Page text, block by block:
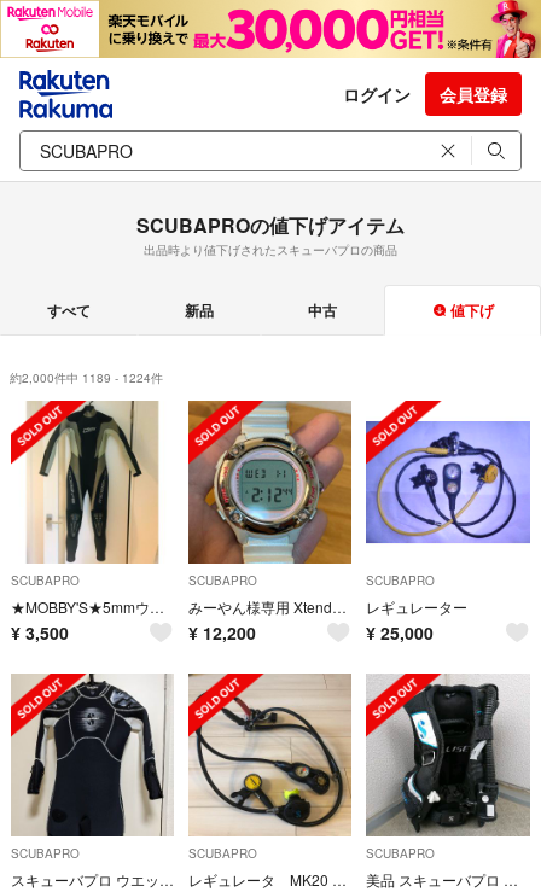
ログイン 会員登録
SCUBAPROの値下げアイテム
出品時より値下げされたスキューバプロの商品
すべて 新品 中古 値下げ
約2,000件中 1189 - 1224件
SCUBAPRO
★MOBBY'S★5mmウェットスーツ/レディース
¥ 3,500
SCUBAPRO
みーやん様専用 Xtender Quattro
¥ 12,200
SCUBAPRO
レギュレーター
¥ 25,000
SCUBAPRO
スキューバプロ ウエットスーツ 5mm SCUBAPRO ダイビング
SCUBAPRO
レギュレータ MK20 スキューバプロ
SCUBAPRO
美品 スキューバプロ クラシック エリーゼ ELISE スキューバダイビング